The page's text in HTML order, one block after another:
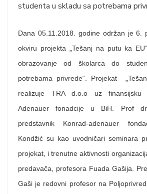
studenta u skladu sa potrebama
Dana 05.11.2018. godine održan je 6.
okviru projekta „Tešanj na putu ka
obrazovanje od školarca do
potrebama privrede“. Projekat
realizuje TRA d.o.o uz finansijsku
Adenauer fonadcije u BiH. Prof
predstavnik Konrad-adenauer
Kondžić su kao uvodničari seminara
projekat, i trenutne aktivnosti
predavača, profesora Fuada Gašija.
Gaši je redovni profesor na